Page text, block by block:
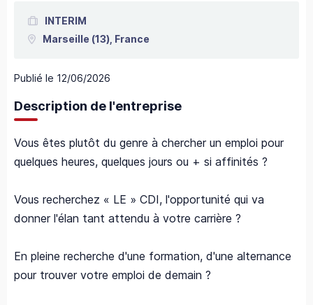
INTERIM
Marseille (13), France
Publié le 12/06/2026
Description de l'entreprise
Vous êtes plutôt du genre à chercher un emploi pour
quelques heures, quelques jours ou + si affinités ?
Vous recherchez « LE » CDI, l'opportunité qui va
donner l'élan tant attendu à votre carrière ?
En pleine recherche d'une formation, d'une alternance
pour trouver votre emploi de demain ?